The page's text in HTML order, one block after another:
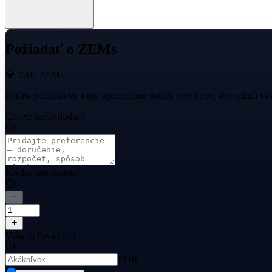
Požiadať o ZEMs
💎 7200 ZEMs
Pošlite požiadavku a my upozorníme našich predajcov, aby splnili
Chcete niečo dodať?
Koľko potrebujete?
Vaša cieľová cena
EUR